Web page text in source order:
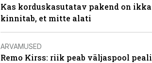
Kas korduskasutatav pakend on
kinnitab, et mitte alati
ARVAMUSED
Remo Kirss: riik peab väljaspool